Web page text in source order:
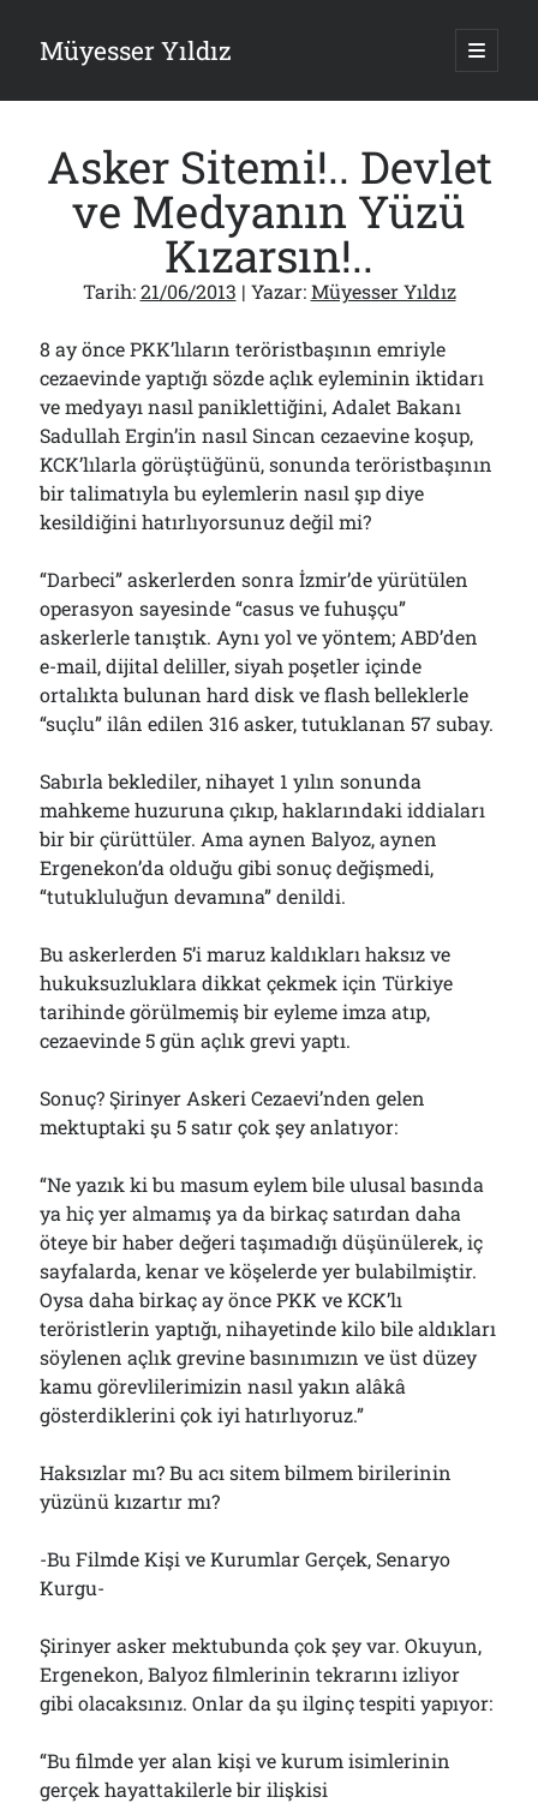
Müyesser Yıldız ana
Yan
Menü
Gazi’den Milletvekillerine Kurşun Gibi Sözler!..
Türkiye 2.0’a Gidiş!..
05/08/2026
15 Temmuz Soruları… Nasuh Mahruki’nin “Suçu”!..
03/08/2026
Er Gaziler 20 Gün Sonra Gelen MSB Heyetine Böyle İsyan Etti:“Bizi
Teröristlere G……yle Güldürdünüz”
01/08/2026
Papazın “Komutanı” Ayasofya ve Patrikhane İçin ABD’yi Göreve
31/07/2026
Arşivler
Arşivler
Asker Sitemi!.. Devlet
ve Medyanın Yüzü
Kızarsın!..
Tarih:21/06/2013 | Yazar:Müyesser Yıldız
8 ay önce PKK’lıların teröristbaşının emriyle
cezaevinde yaptığı sözde açlık eyleminin iktidarı
ve medyayı nasıl paniklettiğini, Adalet Bakanı
Sadullah Ergin’in nasıl Sincan cezaevine koşup,
KCK’lılarla görüştüğünü, sonunda teröristbaşının
bir talimatıyla bu eylemlerin nasıl şıp diye
kesildiğini hatırlıyorsunuz değil mi?
“Darbeci” askerlerden sonra İzmir’de yürütülen
operasyon sayesinde “casus ve fuhuşçu”
askerlerle tanıştık. Aynı yol ve yöntem; ABD’den
e-mail, dijital deliller, siyah poşetler içinde
ortalıkta bulunan hard disk ve flash belleklerle
“suçlu” ilân edilen 316 asker, tutuklanan 57 subay.
Sabırla beklediler, nihayet 1 yılın sonunda
mahkeme huzuruna çıkıp, haklarındaki iddiaları
bir bir çürüttüler. Ama aynen Balyoz, aynen
Ergenekon’da olduğu gibi sonuç değişmedi,
“tutukluluğun devamına” denildi.
Bu askerlerden 5’i maruz kaldıkları haksız ve
hukuksuzluklara dikkat çekmek için Türkiye
tarihinde görülmemiş bir eyleme imza atıp,
cezaevinde 5 gün açlık grevi yaptı.
Sonuç? Şirinyer Askeri Cezaevi’nden gelen
mektuptaki şu 5 satır çok şey anlatıyor:
“Ne yazık ki bu masum eylem bile ulusal basında
ya hiç yer almamış ya da birkaç satırdan daha
öteye bir haber değeri taşımadığı düşünülerek, iç
sayfalarda, kenar ve köşelerde yer bulabilmiştir.
Oysa daha birkaç ay önce PKK ve KCK’lı
teröristlerin yaptığı, nihayetinde kilo bile aldıkları
söylenen açlık grevine basınımızın ve üst düzey
kamu görevlilerimizin nasıl yakın alâkâ
gösterdiklerini çok iyi hatırlıyoruz.”
Haksızlar mı? Bu acı sitem bilmem birilerinin
yüzünü kızartır mı?
-Bu Filmde Kişi ve Kurumlar Gerçek, Senaryo
Kurgu-
Şirinyer asker mektubunda çok şey var. Okuyun,
Ergenekon, Balyoz filmlerinin tekrarını izliyor
gibi olacaksınız. Onlar da şu ilginç tespiti yapıyor:
“Bu filmde yer alan kişi ve kurum isimlerinin
gerçek hayattakilerle bir ilişkisi